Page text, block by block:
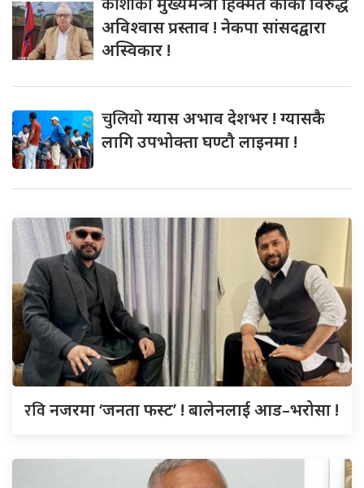
अविश्वास प्रस्ताव ! नेकपा सांसदद्वारा
अस्विकार !
चुलियोग्यास अभाव देशभर ! ग्यासकै
लागि उपभोक्ता घण्टौ लाइनमा !
रविनजरमा ‘जनता फस्ट’ ! बालेनलाई आड–भरोसा !